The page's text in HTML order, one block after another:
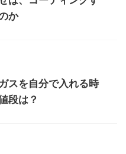
か
スを自分で入れる時
段は？